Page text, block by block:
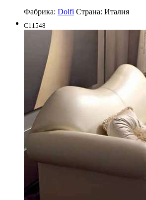
Фабрика: Dolfi Страна: Италия
C11548